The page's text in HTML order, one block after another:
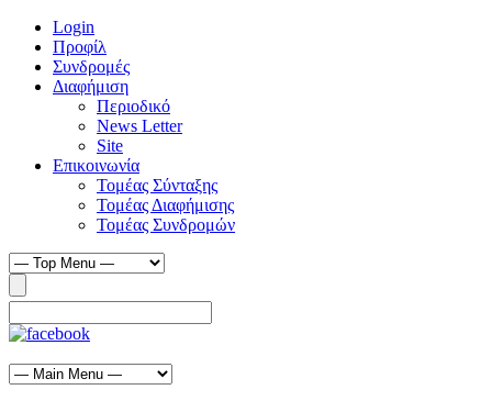
Login
Προφίλ
Συνδρομές
Διαφήμιση
Περιοδικό
News Letter
Site
Επικοινωνία
Τομέας Σύνταξης
Τομέας Διαφήμισης
Τομέας Συνδρομών